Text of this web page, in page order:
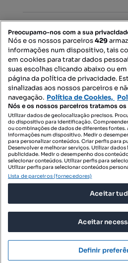
Mapa do Site
Contacte-nos
SIGA-NOS:
© 2026 Imovirtual.com,
TERMOS DE
POLÍTICA DE
CONFIGURAÇÕES DE
Preocupamo-nos com a sua
Nós e os nossos parceiros429
informações num dispositivo, tais
em cookies para tratar dados
suas escolhas clicando abaixo ou
página da política de privacidade.
sinalizadas aos nossos parceiros e
navegação. Política de Cookies,
Nós e os nossos parceiros tratamos
Utilizar dados de geolocalização precisos.
do dispositivo para identificação.
ou combinações de dados de diferentes fontes.
informações num dispositivo. Medir o
para personalizar conteúdos. Criar perfis para
Desenvolver e melhorar serviços. Utilizar
publicidade. Medir o desempenho dos
selecionar conteúdos. Utilizar perfis para
Utilizar perfis para selecionar conteúdos
Lista de parceiros (fornecedores)
Aceitar
Aceitar
Definir